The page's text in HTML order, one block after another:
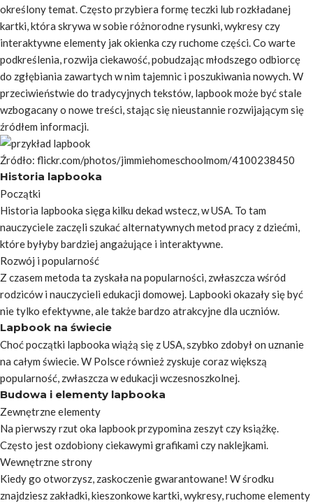
określony temat. Często przybiera formę teczki lub rozkładanej
kartki, która skrywa w sobie różnorodne rysunki, wykresy czy
interaktywne elementy jak okienka czy ruchome części. Co warte
podkreślenia, rozwija ciekawość, pobudzając młodszego odbiorcę
do zgłębiania zawartych w nim tajemnic i poszukiwania nowych. W
przeciwieństwie do tradycyjnych tekstów, lapbook może być stale
wzbogacany o nowe treści, stając się nieustannie rozwijającym się
źródłem informacji.
Źródło: flickr.com/photos/jimmiehomeschoolmom/4100238450
Historia lapbooka
Początki
Historia lapbooka sięga kilku dekad wstecz, w USA. To tam
nauczyciele zaczęli szukać alternatywnych metod pracy z dziećmi,
które byłyby bardziej angażujące i interaktywne.
Rozwój i popularność
Z czasem metoda ta zyskała na popularności, zwłaszcza wśród
rodziców i nauczycieli edukacji domowej. Lapbooki okazały się być
nie tylko efektywne, ale także bardzo atrakcyjne dla uczniów.
Lapbook na świecie
Choć początki lapbooka wiążą się z USA, szybko zdobył on uznanie
na całym świecie. W Polsce również zyskuje coraz większą
popularność, zwłaszcza w edukacji wczesnoszkolnej.
Budowa i elementy lapbooka
Zewnętrzne elementy
Na pierwszy rzut oka lapbook przypomina zeszyt czy książkę.
Często jest ozdobiony ciekawymi grafikami czy naklejkami.
Wewnętrzne strony
Kiedy go otworzysz, zaskoczenie gwarantowane! W środku
znajdziesz zakładki, kieszonkowe kartki, wykresy, ruchome elementy